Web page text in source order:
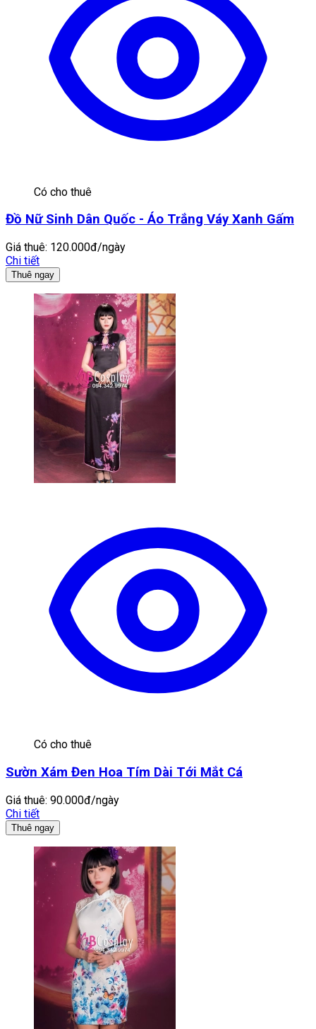
Có cho thuê
Đồ Nữ Sinh Dân Quốc - Áo Trắng Váy Xanh Gấm
Giá thuê: 120.000đ/ngày
Chi tiết
Thuê ngay
Có cho thuê
Sườn Xám Đen Hoa Tím Dài Tới Mắt Cá
Giá thuê: 90.000đ/ngày
Chi tiết
Thuê ngay